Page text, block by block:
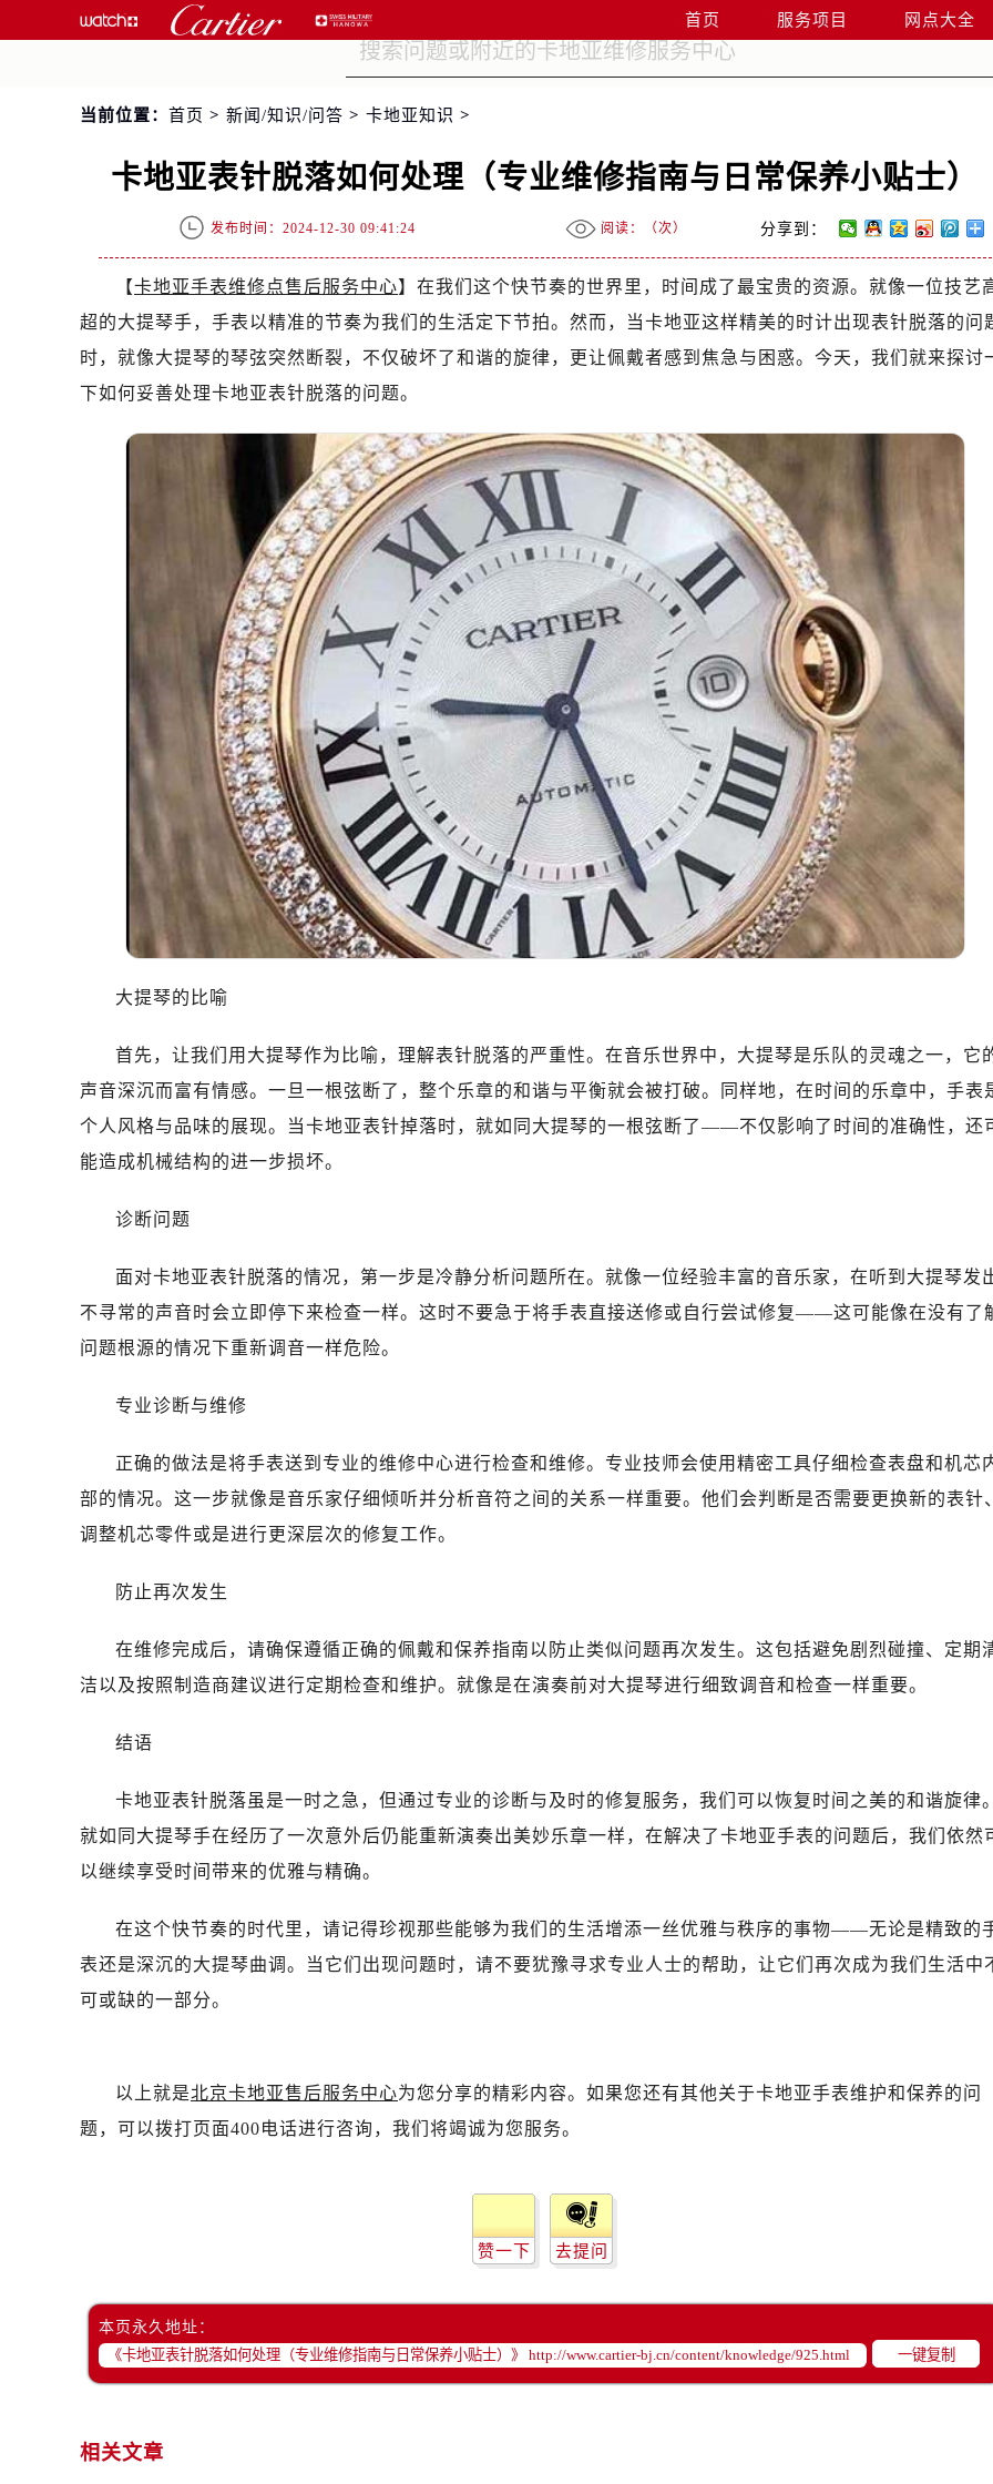
首页 服务项目 网点大全
当前位置： 首页 > 新闻/知识/问答 > 卡地亚知识 >
卡地亚表针脱落如何处理（专业维修指南与日常保养小贴士）
发布时间：2024-12-30 09:41:24 阅读：（次） 分享到：
【卡地亚手表维修点售后服务中心】在我们这个快节奏的世界里，时间成了最宝贵的资源。就像一位技艺
超的大提琴手，手表以精准的节奏为我们的生活定下节拍。然而，当卡地亚这样精美的时计出现表针脱落的问
时，就像大提琴的琴弦突然断裂，不仅破坏了和谐的旋律，更让佩戴者感到焦急与困惑。今天，我们就来探讨
下如何妥善处理卡地亚表针脱落的问题。
大提琴的比喻
首先，让我们用大提琴作为比喻，理解表针脱落的严重性。在音乐世界中，大提琴是乐队的灵魂之一，它
声音深沉而富有情感。一旦一根弦断了，整个乐章的和谐与平衡就会被打破。同样地，在时间的乐章中，手表
个人风格与品味的展现。当卡地亚表针掉落时，就如同大提琴的一根弦断了——不仅影响了时间的准确性，还
能造成机械结构的进一步损坏。
诊断问题
面对卡地亚表针脱落的情况，第一步是冷静分析问题所在。就像一位经验丰富的音乐家，在听到大提琴发
不寻常的声音时会立即停下来检查一样。这时不要急于将手表直接送修或自行尝试修复——这可能像在没有了
问题根源的情况下重新调音一样危险。
专业诊断与维修
正确的做法是将手表送到专业的维修中心进行检查和维修。专业技师会使用精密工具仔细检查表盘和机芯
部的情况。这一步就像是音乐家仔细倾听并分析音符之间的关系一样重要。他们会判断是否需要更换新的表针、
调整机芯零件或是进行更深层次的修复工作。
防止再次发生
在维修完成后，请确保遵循正确的佩戴和保养指南以防止类似问题再次发生。这包括避免剧烈碰撞、定期
洁以及按照制造商建议进行定期检查和维护。就像是在演奏前对大提琴进行细致调音和检查一样重要。
结语
卡地亚表针脱落虽是一时之急，但通过专业的诊断与及时的修复服务，我们可以恢复时间之美的和谐旋律。
就如同大提琴手在经历了一次意外后仍能重新演奏出美妙乐章一样，在解决了卡地亚手表的问题后，我们依然
以继续享受时间带来的优雅与精确。
在这个快节奏的时代里，请记得珍视那些能够为我们的生活增添一丝优雅与秩序的事物——无论是精致的
表还是深沉的大提琴曲调。当它们出现问题时，请不要犹豫寻求专业人士的帮助，让它们再次成为我们生活中
可或缺的一部分。
以上就是北京卡地亚售后服务中心为您分享的精彩内容。如果您还有其他关于卡地亚手表维护和保养的问
题，可以拨打页面400电话进行咨询，我们将竭诚为您服务。
赞一下 去提问
本页永久地址：
一键复制
相关文章